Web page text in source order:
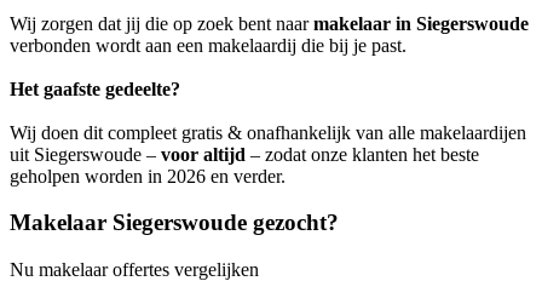
Wij zorgen dat jij die op zoek bent naarmakelaar in Siegerswoude
verbonden wordt aan een makelaardij die bij je past.
Het gaafste gedeelte?
Wij doen dit compleet gratis & onafhankelijk van alle makelaardijen
uit Siegerswoude – voor altijd – zodat onze klanten het beste
geholpen worden in 2026 en verder.
Makelaar Siegerswoude gezocht?
Nu makelaar offertes vergelijken